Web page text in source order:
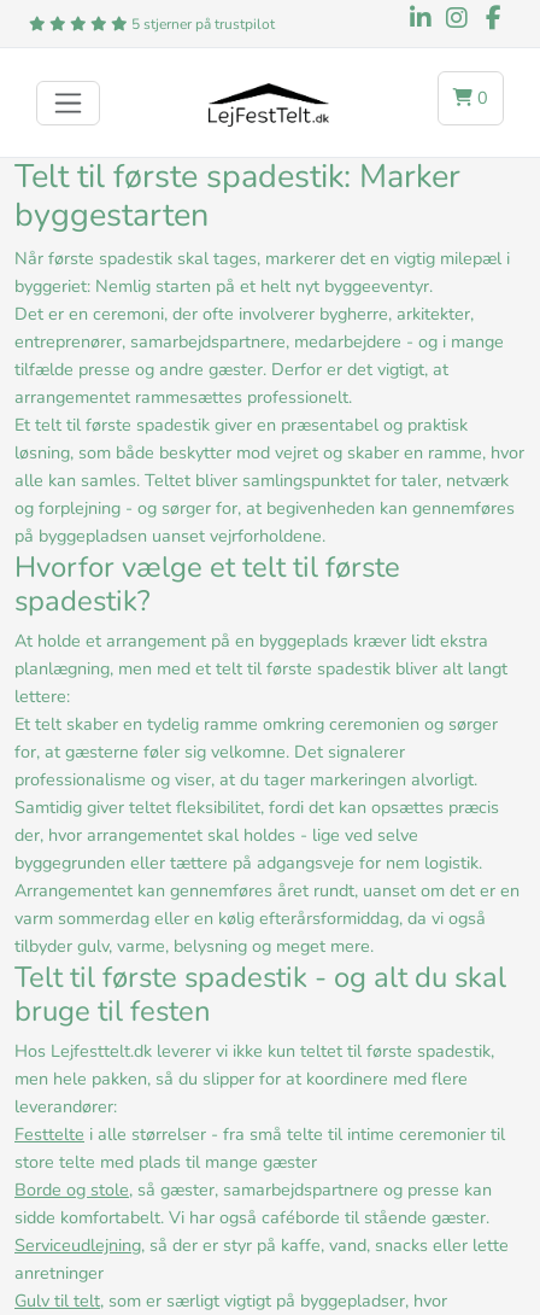
5 stjerner på trustpilot
0
Telt til første spadestik: Marker
byggestarten
Når første spadestik skal tages, markerer det en vigtig milepæl i
byggeriet: Nemlig starten på et helt nyt byggeeventyr.
Det er en ceremoni, der ofte involverer bygherre, arkitekter,
entreprenører, samarbejdspartnere, medarbejdere - og i mange
tilfælde presse og andre gæster. Derfor er det vigtigt, at
arrangementet rammesættes professionelt.
Et telt til første spadestik giver en præsentabel og praktisk
løsning, som både beskytter mod vejret og skaber en ramme, hvor
alle kan samles. Teltet bliver samlingspunktet for taler, netværk
og forplejning - og sørger for, at begivenheden kan gennemføres
på byggepladsen uanset vejrforholdene.
Hvorfor vælge et telt til første
spadestik?
At holde et arrangement på en byggeplads kræver lidt ekstra
planlægning, men med et telt til første spadestik bliver alt langt
lettere:
Et telt skaber en tydelig ramme omkring ceremonien og sørger
for, at gæsterne føler sig velkomne. Det signalerer
professionalisme og viser, at du tager markeringen alvorligt.
Samtidig giver teltet fleksibilitet, fordi det kan opsættes præcis
der, hvor arrangementet skal holdes - lige ved selve
byggegrunden eller tættere på adgangsveje for nem logistik.
Arrangementet kan gennemføres året rundt, uanset om det er en
varm sommerdag eller en kølig efterårsformiddag, da vi også
tilbyder gulv, varme, belysning og meget mere.
Telt til første spadestik - og alt du skal
bruge til festen
Hos Lejfesttelt.dk leverer vi ikke kun teltet til første spadestik,
men hele pakken, så du slipper for at koordinere med flere
leverandører:
Festtelte i alle størrelser - fra små telte til intime ceremonier til
store telte med plads til mange gæster
Borde og stole, så gæster, samarbejdspartnere og presse kan
sidde komfortabelt. Vi har også caféborde til stående gæster.
Serviceudlejning, så der er styr på kaffe, vand, snacks eller lette
anretninger
Gulv til telt, som er særligt vigtigt på byggepladser, hvor